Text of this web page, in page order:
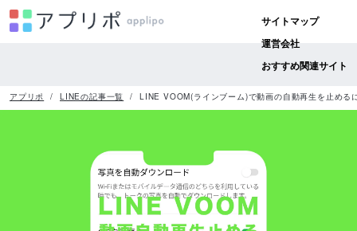
サイトマップ
運営会社
おすすめ関連サイト
アプリポ LINEの記事一覧 LINE VOOM(ラインブーム)で動画の自動再生を止める